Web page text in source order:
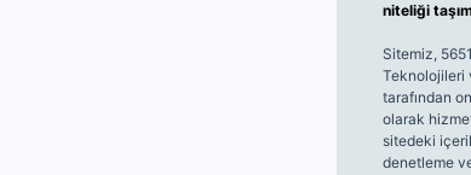
niteliği
Sitemiz,
Teknolojileri
tarafından
olarak
sitedeki
denetleme